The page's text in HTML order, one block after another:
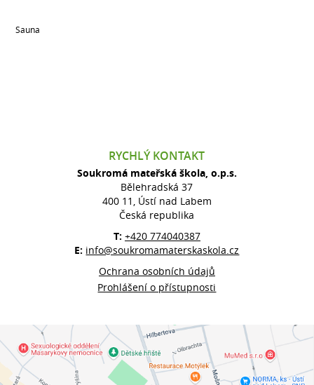
Sauna
RYCHLÝ KONTAKT
Soukromá mateřská škola, o.p.s.
Bělehradská 37
400 11, Ústí nad Labem
Česká republika
T: +420 774040387
E: info@soukromamaterskaskola.cz
Ochrana osobních údajů
Prohlášení o přístupnosti